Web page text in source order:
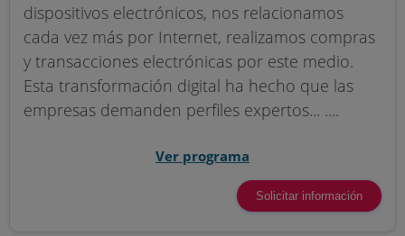
dispositivos electrónicos, nos relacionamos
cada vez más por Internet, realizamos compras
y transacciones electrónicas por este medio.
Esta transformación digital ha hecho que las
empresas demanden perfiles expertos... ....
Ver programa
Solicitar información